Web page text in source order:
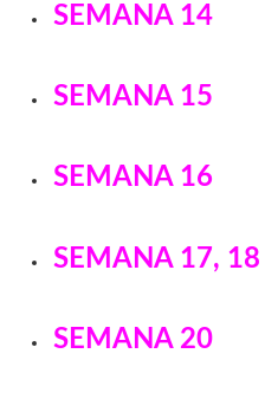
SEMANA 14
SEMANA 15
SEMANA 16
SEMANA 17,
SEMANA 20